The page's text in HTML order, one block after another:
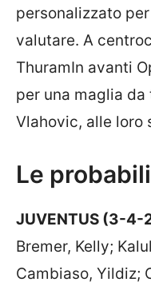
personalizzato
valutare. A
ThuramIn avanti
per una maglia
Vlahovic, alle loro
Le
JUVENTUS (3-4-
Bremer, Kelly;
Cambiaso, Yildiz;